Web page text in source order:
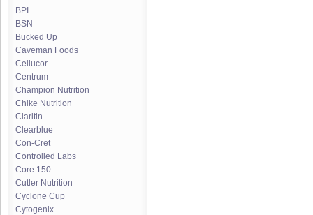
BPI
BSN
Bucked Up
Caveman Foods
Cellucor
Centrum
Champion Nutrition
Chike Nutrition
Claritin
Clearblue
Con-Cret
Controlled Labs
Core 150
Cutler Nutrition
Cyclone Cup
Cytogenix